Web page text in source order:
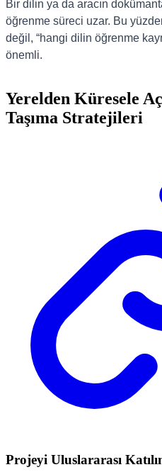
Bir dilin ya da aracın
öğrenme süreci uzar. Bu
değil, “hangi dilin öğrenme
önemli.
Yerelden Küresele
Taşıma Stratejileri
Projeyi Uluslararası